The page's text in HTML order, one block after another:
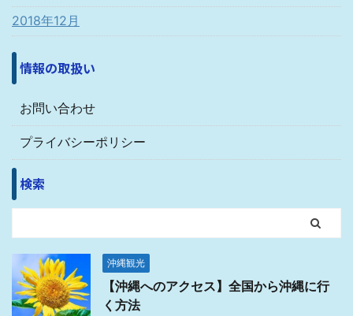
2018年12月
情報の取扱い
お問い合わせ
プライバシーポリシー
検索
沖縄観光
【沖縄へのアクセス】全国から沖縄に行
く方法